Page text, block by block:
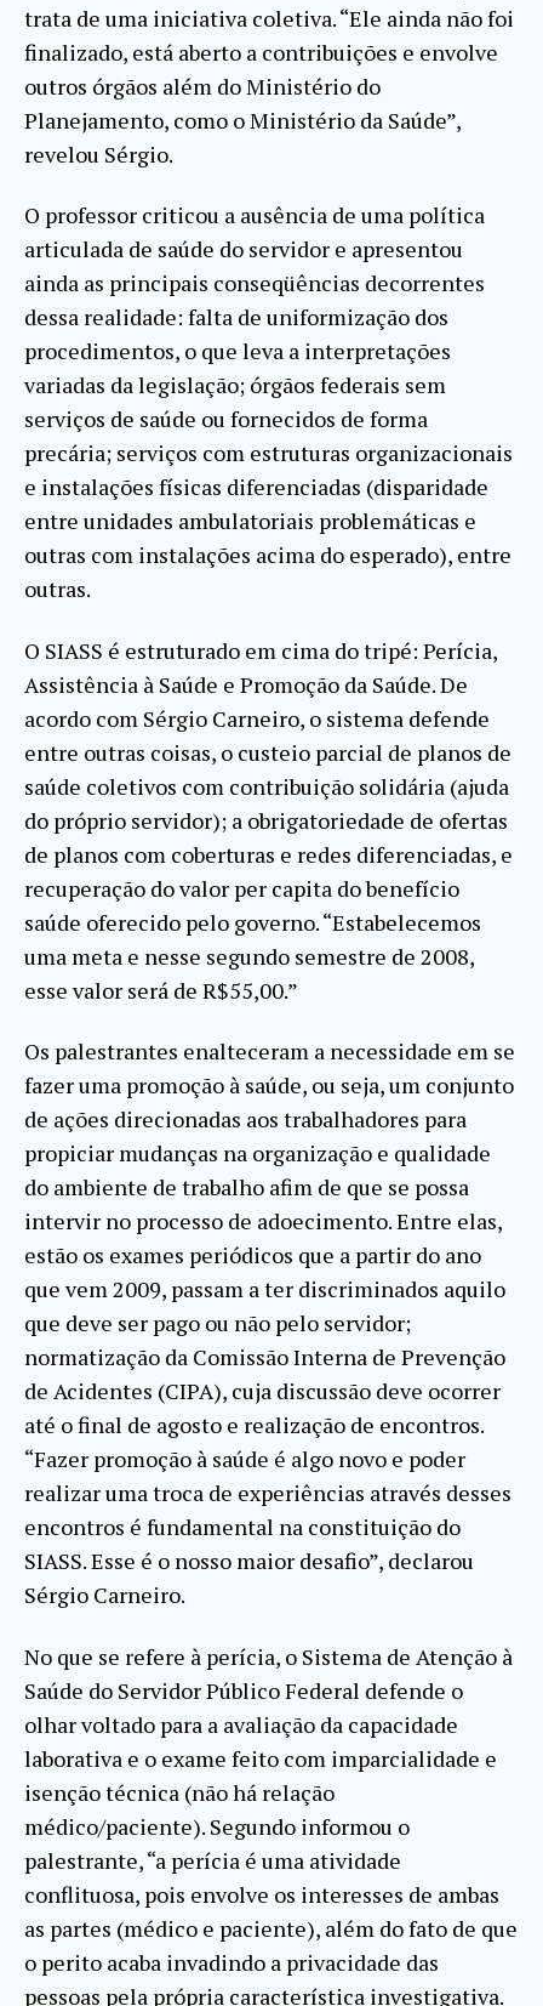
trata de uma iniciativa coletiva. “Ele ainda não foi
finalizado, está aberto a contribuições e envolve
outros órgãos além do Ministério do
Planejamento, como o Ministério da Saúde”,
revelou Sérgio.
O professor criticou a ausência de uma política
articulada de saúde do servidor e apresentou
ainda as principais conseqüências decorrentes
dessa realidade: falta de uniformização dos
procedimentos, o que leva a interpretações
variadas da legislação; órgãos federais sem
serviços de saúde ou fornecidos de forma
precária; serviços com estruturas organizacionais
e instalações físicas diferenciadas (disparidade
entre unidades ambulatoriais problemáticas e
outras com instalações acima do esperado), entre
outras.
O SIASS é estruturado em cima do tripé: Perícia,
Assistência à Saúde e Promoção da Saúde. De
acordo com Sérgio Carneiro, o sistema defende
entre outras coisas, o custeio parcial de planos de
saúde coletivos com contribuição solidária (ajuda
do próprio servidor); a obrigatoriedade de ofertas
de planos com coberturas e redes diferenciadas, e
recuperação do valor per capita do benefício
saúde oferecido pelo governo. “Estabelecemos
uma meta e nesse segundo semestre de 2008,
esse valor será de R$55,00.”
Os palestrantes enalteceram a necessidade em se
fazer uma promoção à saúde, ou seja, um conjunto
de ações direcionadas aos trabalhadores para
propiciar mudanças na organização e qualidade
do ambiente de trabalho afim de que se possa
intervir no processo de adoecimento. Entre elas,
estão os exames periódicos que a partir do ano
que vem 2009, passam a ter discriminados aquilo
que deve ser pago ou não pelo servidor;
normatização da Comissão Interna de Prevenção
de Acidentes (CIPA), cuja discussão deve ocorrer
até o final de agosto e realização de encontros.
“Fazer promoção à saúde é algo novo e poder
realizar uma troca de experiências através desses
encontros é fundamental na constituição do
SIASS. Esse é o nosso maior desafio”, declarou
Sérgio Carneiro.
No que se refere à perícia, o Sistema de Atenção à
Saúde do Servidor Público Federal defende o
olhar voltado para a avaliação da capacidade
laborativa e o exame feito com imparcialidade e
isenção técnica (não há relação
médico/paciente). Segundo informou o
palestrante, “a perícia é uma atividade
conflituosa, pois envolve os interesses de ambas
as partes (médico e paciente), além do fato de que
o perito acaba invadindo a privacidade das
pessoas pela própria característica investigativa.